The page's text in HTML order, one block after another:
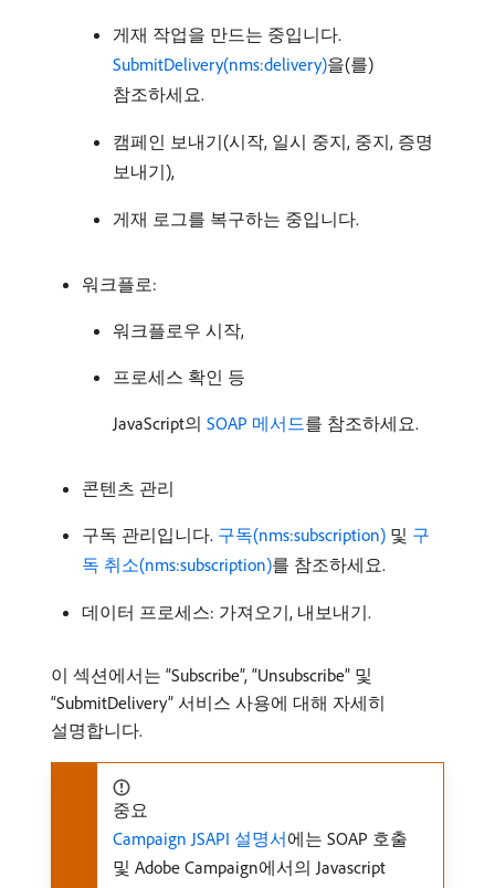
게재 작업을 만드는 중입니다.
SubmitDelivery(nms:delivery)을(를)
참조하세요.
캠페인 보내기(시작, 일시 중지, 중지, 증명
보내기),
게재 로그를 복구하는 중입니다.
워크플로:
워크플로우 시작,
프로세스 확인 등
JavaScript의 SOAP 메서드를 참조하세요.
콘텐츠 관리
구독 관리입니다. 구독(nms:subscription) 및 구
독 취소(nms:subscription)를 참조하세요.
데이터 프로세스: 가져오기, 내보내기.
이 섹션에서는 “Subscribe”, “Unsubscribe” 및
“SubmitDelivery” 서비스 사용에 대해 자세히
설명합니다.
중요
Campaign JSAPI 설명서에는 SOAP 호출
및 Adobe Campaign에서의 Javascript